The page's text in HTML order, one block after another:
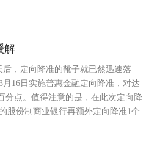
解
，定向降准的靴子就已然迅速落
16日实施普惠金融定向降准，对达
分点。值得注意的是，在此次定向降
股份制商业银行再额外定向降准1个